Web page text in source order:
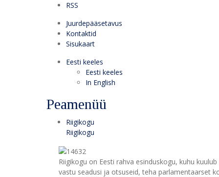
RSS
Juurdepääsetavus
Kontaktid
Sisukaart
Eesti keeles
Eesti keeles
In English
Peamenüü
Riigikogu
Riigikogu
Riigikogu on Eesti rahva esinduskogu, kuhu
vastu seadusi ja otsuseid, teha parlamentaarset